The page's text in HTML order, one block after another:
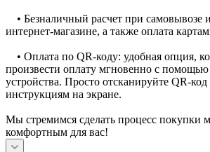
• Безналичный расчет при самовывозе
интернет-магазине, а также оплата
• Оплата по QR-коду: удобная опция,
произвести оплату мгновенно с
устройства. Просто отсканируйте QR-код
инструкциям на экране.
Мы стремимся сделать процесс покупки
комфортным для вас!